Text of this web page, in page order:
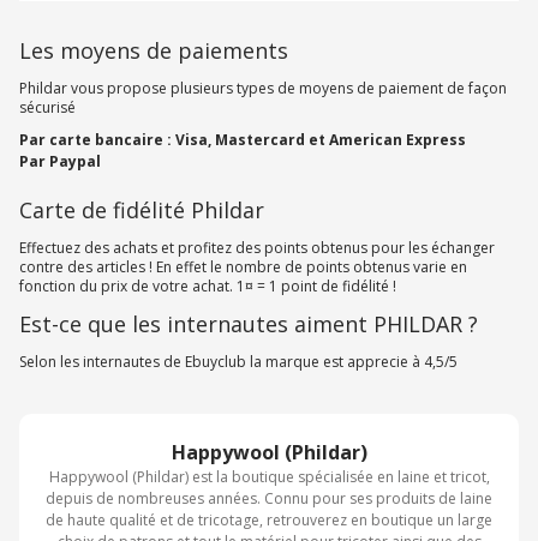
Happywool (Phildar)
Happywool (Phildar) est la boutique spécialisée en laine et tricot,
depuis de nombreuses années. Connu pour ses produits de laine
de haute qualité et de tricotage, retrouverez en boutique un large
Les moyens de paiements
Phildar vous propose plusieurs types de moyens de paiement de façon
sécurisé
Par carte bancaire : Visa, Mastercard et American Express
Par Paypal
Carte de fidélité Phildar
Effectuez des achats et profitez des points obtenus pour les échanger
contre des articles ! En effet le nombre de points obtenus varie en
fonction du prix de votre achat. 1¤ = 1 point de fidélité !
Est-ce que les internautes aiment PHILDAR ?
Selon les internautes de Ebuyclub la marque est apprecie à 4,5/5